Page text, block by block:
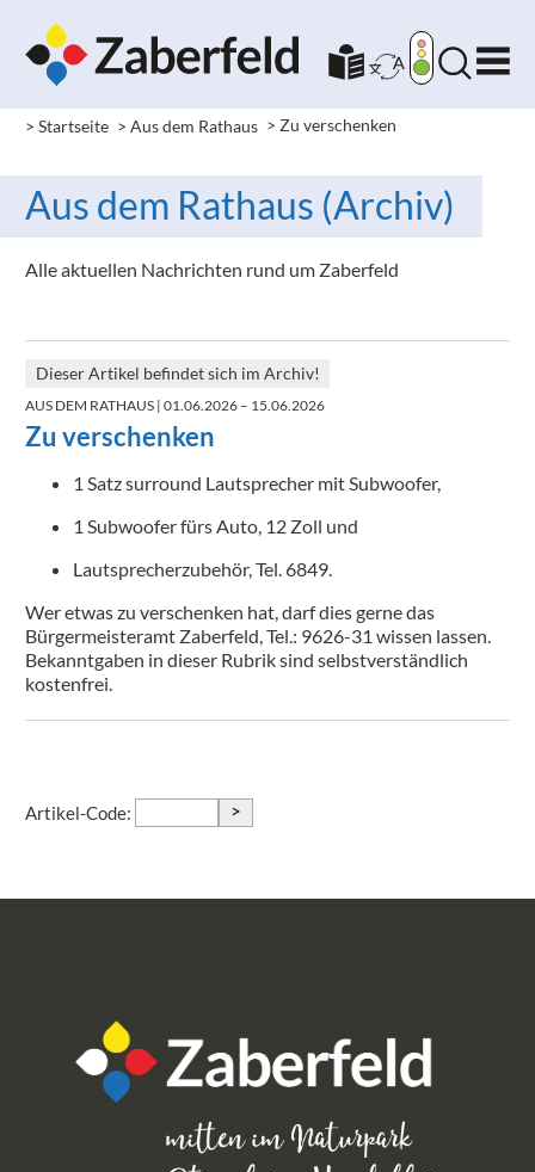
> Startseite > Aus dem Rathaus >Zu verschenken
Aus dem Rathaus (Archiv)
Alle aktuellen Nachrichten rund um Zaberfeld
Dieser Artikel befindet sich im Archiv!
AUS DEM RATHAUS | 01.06.2026 – 15.06.2026
Zu verschenken
1 Satz surround Lautsprecher mit Subwoofer,
1 Subwoofer fürs Auto, 12 Zoll und
Lautsprecherzubehör, Tel. 6849.
Wer etwas zu verschenken hat, darf dies gerne das
Bürgermeisteramt Zaberfeld, Tel.: 9626-31 wissen lassen.
Bekanntgaben in dieser Rubrik sind selbstverständlich
kostenfrei.
Artikel-Code: >